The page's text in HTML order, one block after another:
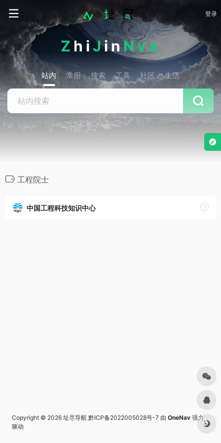
登录
ZhiJinNva
站内 常用 搜索 工具 社区 生活
工程院士
中国工程科技知识中心
Copyright © 2026 址尽导航 黔ICP备2022005028号-7 由 OneNav 强力
驱动